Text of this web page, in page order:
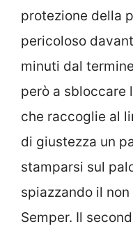
protezione della
pericoloso
minuti dal
però a sbloccare
che raccoglie al
di giustezza un
stamparsi sul
spiazzando il
Semper. Il